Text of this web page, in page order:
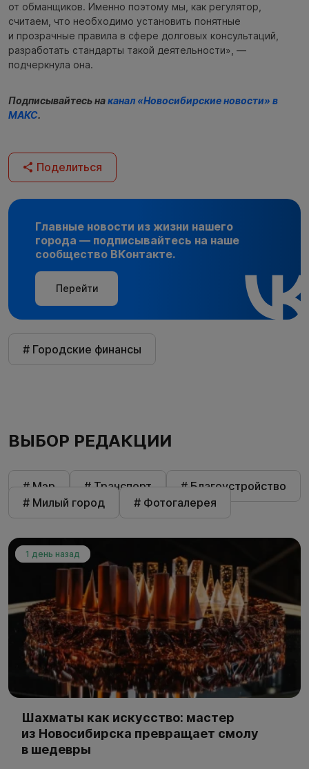
от обманщиков. Именно поэтому мы, как регулятор,
считаем, что необходимо установить понятные
и прозрачные правила в сфере долговых консультаций,
разработать стандарты такой деятельности», —
подчеркнула она.
Подписывайтесь наканал «Новосибирские новости» в
МАКС.
Поделиться
Главные новости из жизни нашего
города — подписывайтесь на наше
сообщество ВКонтакте.
Перейти
# Городские финансы
ВЫБОР РЕДАКЦИИ
# Мэр # Транспорт
# Благоустройство
# Милый город
# Фотогалерея
1 день назад
Шахматы как искусство: мастер
из Новосибирска превращает смолу
в шедевры